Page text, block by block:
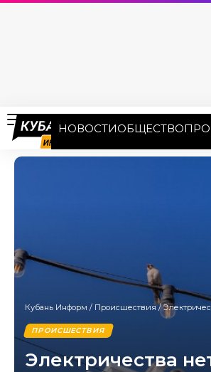
НОВОСТИОБЩЕСТВО
Кубань Информ / Происшествия/Электричества нет, светофоры не
ПРОИСШЕСТВИЯ
Электричества